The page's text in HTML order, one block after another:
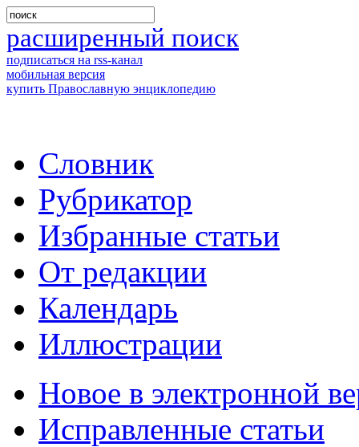
расширенный поиск
подписаться на rss-канал
мобильная версия
купить Православную энциклопедию
Словник
Рубрикатор
Избранные статьи
От редакции
Календарь
Иллюстрации
Новое в электронной
Исправленные статьи